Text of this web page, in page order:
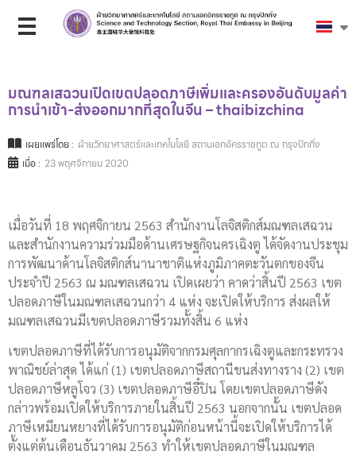
มณฑลเสฉวนเปิดเขตปลอดภาษีเพิ่มและครองอันดับมูลค่า
การนำเข้า-ส่งออกมากที่สุดในจีน – thaibizchina
เผยแพร่โดย : ฝ่ายวิทยาศาสตร์และเทคโนโลยี สถานเอกอัครราชทูต ณ กรุงปักกิ่ง
เมื่อ : 23 พฤศจิกายน 2020
เมื่อวันที่ 18 พฤศจิกายน 2563 สำนักงานโลจิสติกส์มณฑลเสฉวน
และสำนักงานความร่วมมือด้านเศรษฐกิจนครเฉิงตู ได้จัดงานประชุม
การพัฒนาด้านโลจิสติกส์นานาชาติแห่งภูมิภาคตะวันตกของจีน
ประจำปี 2563 ณ มณฑลเสฉวน เปิดเผยว่า คาดว่าสิ้นปี 2563 เขต
ปลอดภาษีในมณฑลเสฉวนกว่า 4 แห่ง จะเปิดให้บริการ ส่งผลให้
มณฑลเสฉวนมีเขตปลอดภาษีรวมทั้งสิ้น 6 แห่ง
เขตปลอดภาษีที่ได้รับการอนุมัติจากกรมศุลกากรเฉิงตูและกระทรวง
พาณิชย์ล่าสุด ได้แก่ (1) เขตปลอดภาษีสถานีขนส่งทางราง (2) เขต
ปลอดภาษีหลูโจว (3) เขตปลอดภาษีอี๋ปิน โดยเขตปลอดภาษีดัง
กล่าวพร้อมเปิดให้บริการภายในสิ้นปี 2563 นอกจากนั้น เขตปลอด
ภาษีเหมียนหยางที่ได้รับการอนุมัติก่อนหน้านี้จะเปิดให้บริการได้
ตั้งแต่ต้นเดือนธันวาคม 2563 ทำให้เขตปลอดภาษีในมณฑล